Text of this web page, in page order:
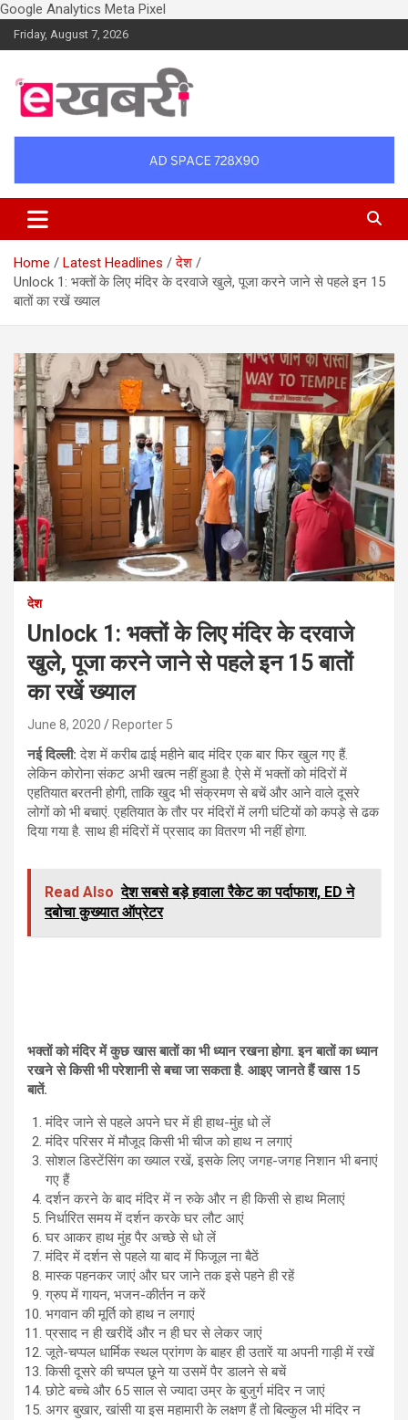
Google Analytics Meta Pixel
Skip
to
Friday, August 7, 2026
Ekhabri.com
Home Latest Headlines
देश
Unlock 1: भक्तों के लिए मंदिर के दरवाजे खुले, पूजा करने जाने से पहले इन 15
बातों का रखें ख्याल
देश
Unlock 1: भक्तों के लिए मंदिर के दरवाजे
खुले, पूजा करने जाने से पहले इन 15 बातों
का रखें ख्याल
June 8, 2020 Reporter 5
नई दिल्ली: देश में करीब ढाई महीने बाद मंदिर एक बार फिर खुल गए हैं.
लेकिन कोरोना संकट अभी खत्म नहीं हुआ है. ऐसे में भक्तों को मंदिरों में
एहतियात बरतनी होगी, ताकि खुद भी संक्रमण से बचें और आने वाले दूसरे
लोगों को भी बचाएं. एहतियात के तौर पर मंदिरों में लगी घंटियों को कपड़े से ढक
दिया गया है. साथ ही मंदिरों में प्रसाद का वितरण भी नहीं होगा.
Read Also देश सबसे बड़े हवाला रैकेट का पर्दाफाश, ED ने
दबोचा कुख्यात ऑप्रेटर
भक्तों को मंदिर में कुछ खास बातों का भी ध्यान रखना होगा. इन बातों का ध्यान
रखने से किसी भी परेशानी से बचा जा सकता है. आइए जानते हैं खास 15
बातें.
मंदिर जाने से पहले अपने घर में ही हाथ-मुंह धो लें
मंदिर परिसर में मौजूद किसी भी चीज को हाथ न लगाएं
सोशल डिस्टेंसिंग का ख्याल रखें, इसके लिए जगह-जगह निशान भी बनाएं
गए हैं
दर्शन करने के बाद मंदिर में न रुके और न ही किसी से हाथ मिलाएं
निर्धारित समय में दर्शन करके घर लौट आएं
घर आकर हाथ मुंह पैर अच्छे से धो लें
मंदिर में दर्शन से पहले या बाद में फिजूल ना बैठें
मास्क पहनकर जाएं और घर जाने तक इसे पहने ही रहें
ग्रुप में गायन, भजन-कीर्तन न करें
भगवान की मूर्ति को हाथ न लगाएं
प्रसाद न ही खरीदें और न ही घर से लेकर जाएं
जूते-चप्पल धार्मिक स्थल प्रांगण के बाहर ही उतारें या अपनी गाड़ी में रखें
किसी दूसरे की चप्पल छूने या उसमें पैर डालने से बचें
छोटे बच्चे और 65 साल से ज्यादा उम्र के बुजुर्ग मंदिर न जाएं
अगर बुखार, खांसी या इस महामारी के लक्षण हैं तो बिल्कुल भी मंदिर न